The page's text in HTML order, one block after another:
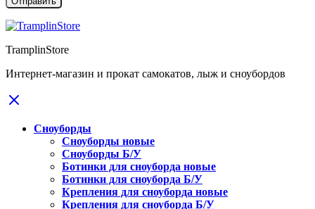
TramplinStore
Интернет-магазин и прокат самокатов, лыж и сноубордов
Сноуборды
Сноуборды новые
Сноуборды Б/У
Ботинки для сноуборда новые
Ботинки для сноуборда Б/У
Крепления для сноуборда новые
Крепления для сноуборда Б/У